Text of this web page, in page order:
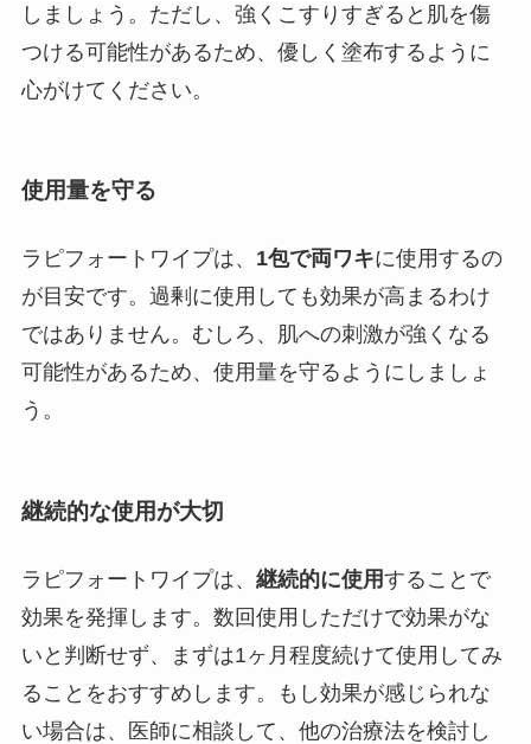
しましょう。ただし、強くこすりすぎると肌を傷
つける可能性があるため、優しく塗布するように
心がけてください。
使用量を守る
ラピフォートワイプは、 1包で両ワキに使用するの
が目安です。過剰に使用しても効果が高まるわけ
ではありません。むしろ、肌への刺激が強くなる
可能性があるため、使用量を守るようにしましょ
う。
継続的な使用が大切
ラピフォートワイプは、 継続的に使用することで
効果を発揮します。数回使用しただけで効果がな
いと判断せず、まずは1ヶ月程度続けて使用してみ
ることをおすすめします。もし効果が感じられな
い場合は、医師に相談して、他の治療法を検討し